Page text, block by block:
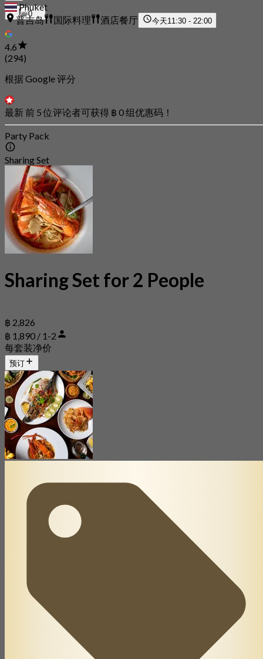
0
Phuket
普吉岛
国际料理 酒店餐厅 今天11:30 - 22:00
4.6
(294)
根据 Google 评分
最新 前 5 位评论者可获得 ฿ 0 组优惠码！
Party Pack
Sharing Set
Sharing Set for 2 People
฿ 2,826
฿ 1,890 / 1-2
每套装净价
预订